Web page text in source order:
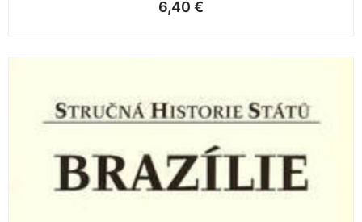
6,40 €